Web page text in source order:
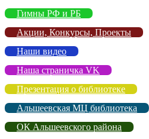
Гимны РФ и РБ
Акции, Конкурсы, Проекты
Наши видео
Наша страничка VK
Презентация о библиотеке
Альшеевская МЦ библиотека
ОК Альшеевского района